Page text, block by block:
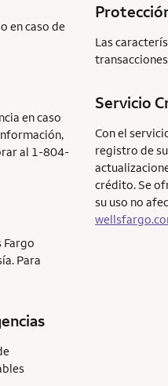
en caso de
en caso
al 1-804-
Fargo
Para
Las
Servicio
Con el
registro de
crédito. Se
su uso no